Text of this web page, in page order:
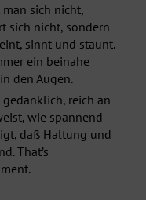
sich nicht,
sich nicht, sondern
sinnt und staunt.
ein beinahe
den Augen.
reich an
wie spannend
daß Haltung und
That’s